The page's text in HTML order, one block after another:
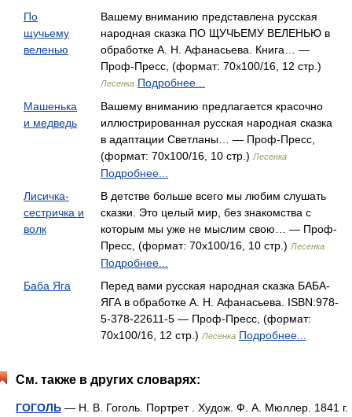
По
щучьему
веленью
Вашему вниманию представлена русская
народная сказка ПО ЩУЧЬЕМУ ВЕЛЕНЬЮ в
обработке А. Н. Афанасьева. Книга… —
Проф-Пресс, (формат: 70x100/16, 12 стр.)
Лесенка Подробнее...
Машенька
и медведь
Вашему вниманию предлагается красочно
иллюстрированная русская народная сказка
в адаптации Светланы… — Проф-Пресс,
(формат: 70x100/16, 10 стр.) Лесенка
Подробнее...
Лисичка-
сестричка и
волк
В детстве больше всего мы любим слушать
сказки. Это целый мир, без знакомства с
которым мы уже не мыслим свою… — Проф-
Пресс, (формат: 70x100/16, 10 стр.) Лесенка
Подробнее...
Баба Яга
Перед вами русская народная сказка БАБА-
ЯГА в обработке А. Н. Афанасьева. ISBN:978-
5-378-22611-5 — Проф-Пресс, (формат:
70x100/16, 12 стр.) Лесенка Подробнее...
См. также в других словарях:
ГОГОЛЬ — Н. В. Гоголь. Портрет . Худож. Ф. А. Мюллер. 1841 г.